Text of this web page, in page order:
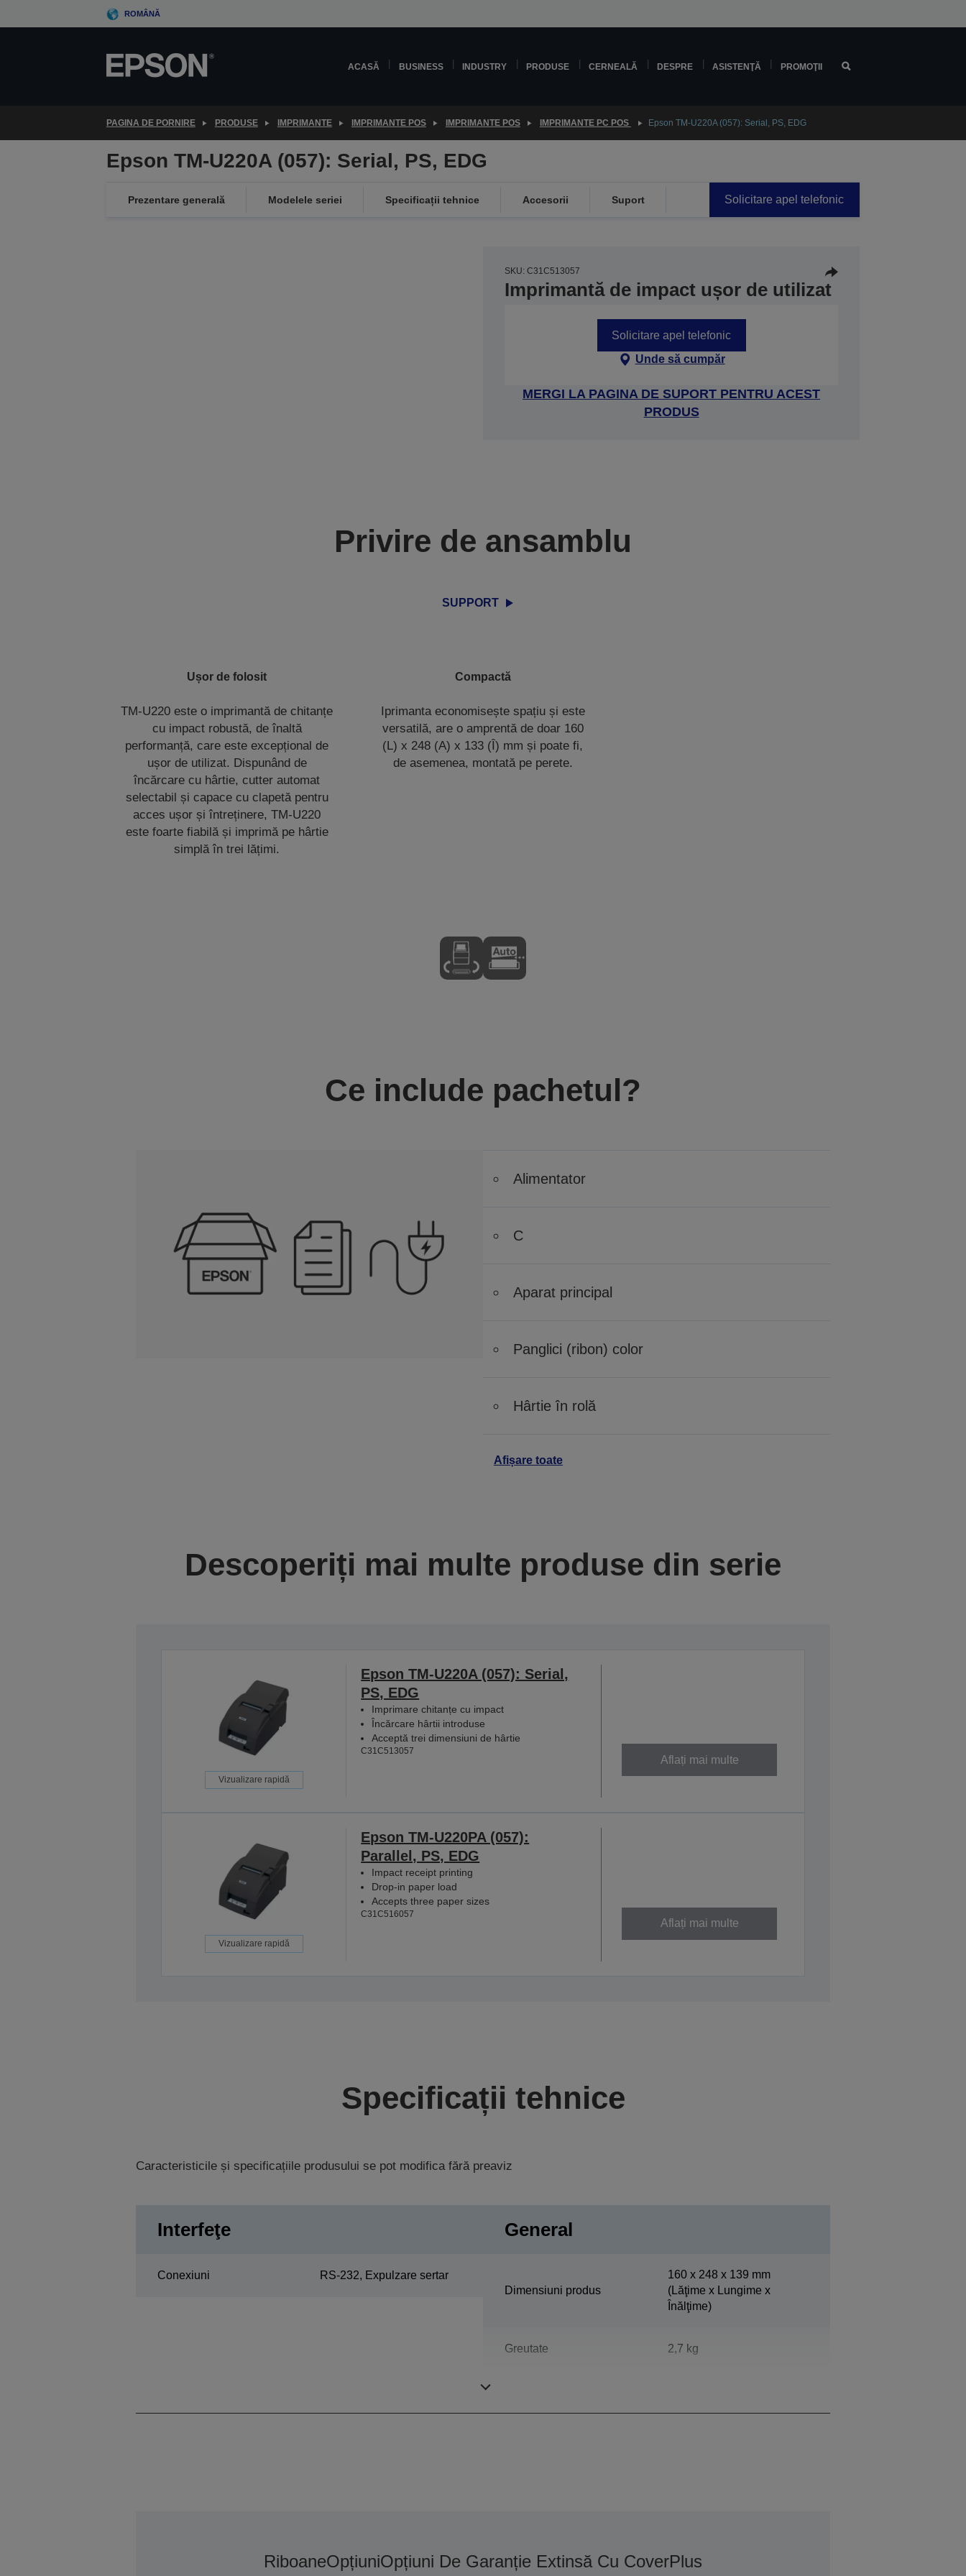
to
ROMÂNĂ
ACASĂ BUSINESS INDUSTRY PRODUSE CERNEALĂ DESPRE ASISTENŢĂ PROMOŢII
PAGINA DE PORNIRE PRODUSE IMPRIMANTE IMPRIMANTE POS IMPRIMANTE POS IMPRIMANTE PC POS Epson TM-U220A (057): Serial, PS, EDG
Epson TM-U220A (057): Serial, PS, EDG
Prezentare generală Modelele seriei Specificații tehnice Accesorii Suport Solicitare apel telefonic
SKU: C31C513057
Imprimantă de impact ușor de utilizat
Solicitare apel telefonic
Unde să cumpăr
MERGI LA PAGINA DE SUPORT PENTRU ACEST
PRODUS
Privire de ansamblu
SUPPORT
Ușor de folosit
TM-U220 este o imprimantă de chitanțe
cu impact robustă, de înaltă
performanță, care este excepțional de
ușor de utilizat. Dispunând de
încărcare cu hârtie, cutter automat
selectabil și capace cu clapetă pentru
acces ușor și întreținere, TM-U220
este foarte fiabilă și imprimă pe hârtie
simplă în trei lățimi.
Compactă
Iprimanta economisește spațiu și este
versatilă, are o amprentă de doar 160
(L) x 248 (A) x 133 (Î) mm și poate fi,
de asemenea, montată pe perete.
Ce include pachetul?
Alimentator
C
Aparat principal
Panglici (ribon) color
Hârtie în rolă
Afișare toate
Descoperiți mai multe produse din serie
Vizualizare rapidă
Epson TM-U220A (057): Serial,
PS, EDG
Imprimare chitanțe cu impact
Încărcare hârtii introduse
Acceptă trei dimensiuni de hârtie
C31C513057
Aflați mai multe
Vizualizare rapidă
Epson TM-U220PA (057):
Parallel, PS, EDG
Impact receipt printing
Drop-in paper load
Accepts three paper sizes
C31C516057
Aflați mai multe
Specificații tehnice
Caracteristicile și specificațiile produsului se pot modifica fără preaviz
Interfeţe
Conexiuni RS-232, Expulzare sertar
General
Dimensiuni produs
160‎ x 248 x 139 mm
(Lăţime x Lungime x
Înălţime)
Greutate 2,7 kg
RiboaneOpțiuniOpțiuni De Garanție Extinsă Cu CoverPlus